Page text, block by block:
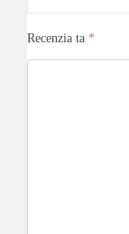
Recenzia ta *